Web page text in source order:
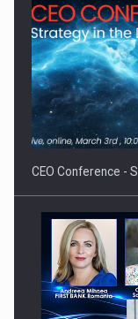
Proteinmaxxing
CEO Conference -